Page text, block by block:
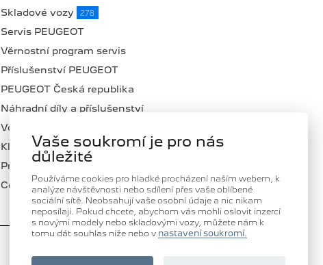
Skladové vozy
278
Servis PEUGEOT
Věrnostní program servis
Příslušenství PEUGEOT
PEUGEOT Česká republika
Náhradní díly a příslušenství
Volná místa
Klub Domanský
Proč zvolit DOMANSKÝ
Centrum Peugeot Professional
SLEDUJTE NÁS
Vaše soukromí je pro nás
důležité
Používáme cookies pro hladké procházení naším webem, k
analýze návštěvnosti nebo sdílení přes vaše oblíbené
sociální sítě. Neobsahují vaše osobní údaje a nic nikam
neposílají. Pokud chcete, abychom vás mohli oslovit inzercí
s novými modely nebo skladovými vozy, můžete nám k
tomu dát souhlas níže nebo v nastavení soukromí.